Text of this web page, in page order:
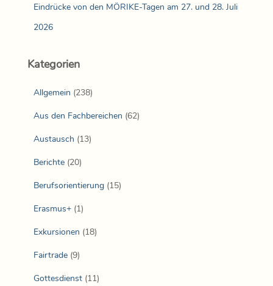
Eindrücke von den MÖRIKE-Tagen am 27. und 28. Juli
2026
Kategorien
Allgemein (238)
Aus den Fachbereichen (62)
Austausch (13)
Berichte (20)
Berufsorientierung (15)
Erasmus+ (1)
Exkursionen (18)
Fairtrade (9)
Gottesdienst (11)